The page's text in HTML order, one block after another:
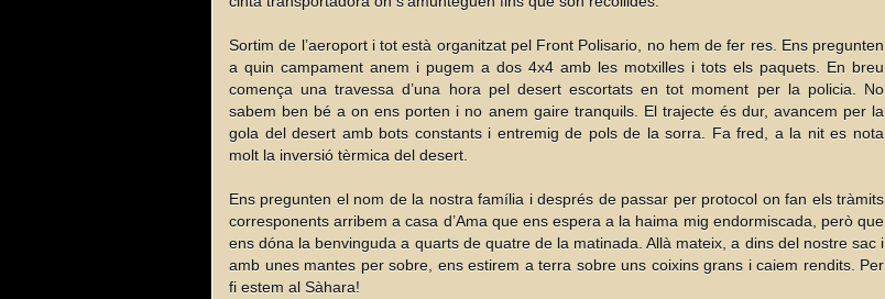
Sortim de l’aeroport i tot està organitzat pel Front Polisario, no hem de fer res. Ens pregunten
a quin campament anem i pugem a dos 4x4 amb les motxilles i tots els paquets. En breu
comença una travessa d’una hora pel desert escortats en tot moment per la policia. No
sabem ben bé a on ens porten i no anem gaire tranquils. El trajecte és dur, avancem per la
gola del desert amb bots constants i entremig de pols de la sorra. Fa fred, a la nit es nota
molt la inversió tèrmica del desert.
Ens pregunten el nom de la nostra família i després de passar per protocol on fan els tràmits
corresponents arribem a casa d’Ama que ens espera a la haima mig endormiscada, però que
ens dóna la benvinguda a quarts de quatre de la matinada. Allà mateix, a dins del nostre sac i
amb unes mantes per sobre, ens estirem a terra sobre uns coixins grans i caiem rendits. Per
fi estem al Sàhara!